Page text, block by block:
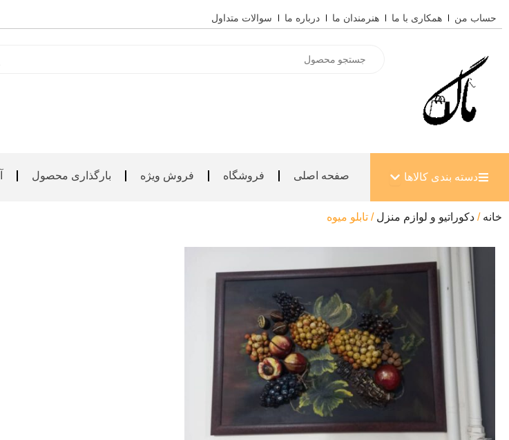
به
حساب من همکاری با ما هنرمندان ما درباره ما سوالات متداول
search
دسته بندی کالاها باز کردن دسته بندی کالاها
صفحه اصلی فروشگاه فروش ویژه بارگذاری محصول
خانه / دکوراتیو و لوازم منزل / تابلو میوه